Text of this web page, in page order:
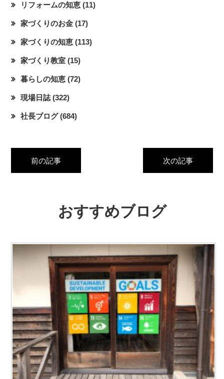
リフォームの知恵 (11)
家づくりのお金 (17)
家づくりの知恵 (113)
家づくり教室 (15)
暮らしの知恵 (72)
現場日誌 (322)
社長ブログ(684)
前の記事 次の記事
おすすめブログ